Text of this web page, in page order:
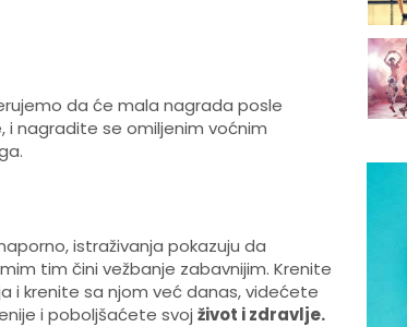
da će mala nagrada posle
nagradite se omiljenim voćnim
istraživanja pokazuju da
tim čini vežbanje zabavnijim. Krenite
i krenite sa njom već danas, videćete
i poboljšaćete svoj život i zdravlje.